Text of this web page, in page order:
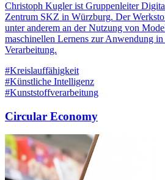
Christoph Kugler ist Gruppenleiter
Zentrum SKZ in Würzburg. Der
unter anderem an der Nutzung von
maschinellen Lernens zur Anwendung
Verarbeitung.
#Kreislauffähigkeit
#Künstliche Intelligenz
#Kunststoffverarbeitung
Circular Economy